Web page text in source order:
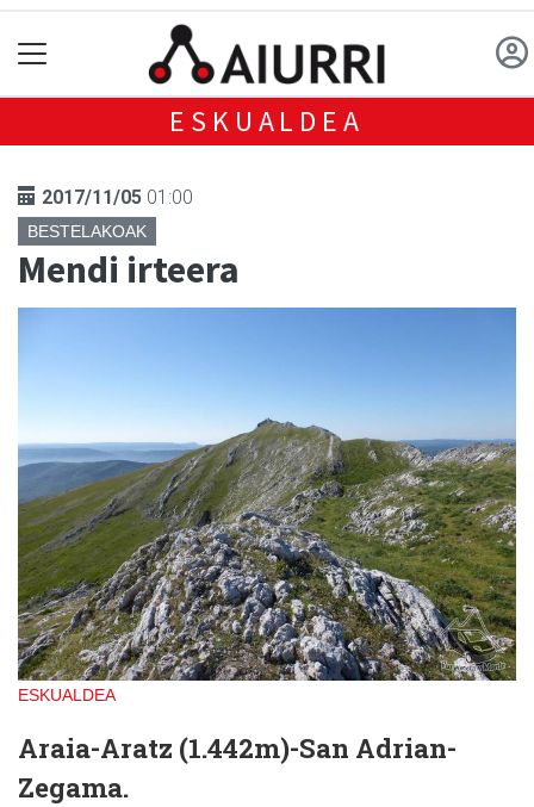
ESKUALDEA
2017/11/05 01:00
BESTELAKOAK
Mendi irteera
ESKUALDEA
Araia-Aratz (1.442m)-San Adrian-
Zegama.